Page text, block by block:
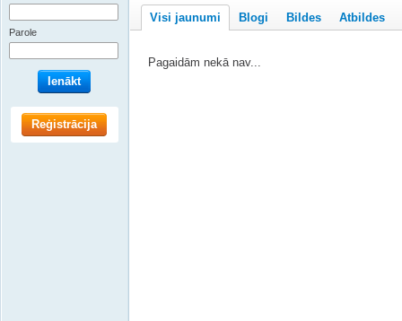
Visi jaunumi Blogi Bildes Atbildes
Pagaidām nekā nav...
Parole
Ienākt
Reģistrācija